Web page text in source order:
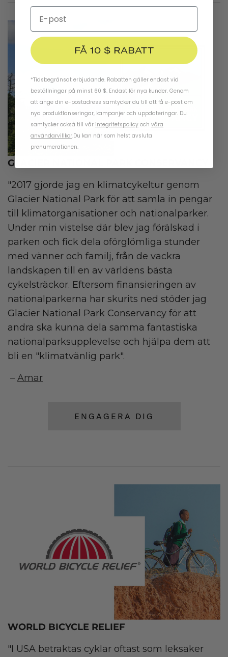
GLACIER NATIONAL PARK CONSERVANCY
"2017 gjorde jag en klimatcykeltur genom
Glacier National Park för att samla in pengar
till klimatorganisationer och nationalparker.
Under min vistelse där blev jag förälskad i
parken och fick dela oförglömliga stunder
med vänner och familj, från de vackra
landskapen till en av världens bästa
cykelsträckor. Eftersom finansieringen av
nationalparkerna har skurits ned stöder jag
Glacier National Park Conservancy för att
andra ska kunna dela samma fantastiska
nationalparksupplevelse och hjälpa dem att
bli en "klimatvänlig park".
– Amar
ENGAGERA DIG
WORLD BICYCLE RELIEF
"I USA betraktas cyklar oftast som leksaker
FÅ 10 $ RABATT
*Tidsbegränsat erbjudande. Rabatten gäller endast vid
beställningar på minst 60 $. Endast för nya kunder. Genom
att ange din e-postadress samtycker du till att få e-post om
nya produktlanseringar, kampanjer och uppdateringar. Du
samtycker också till vår integritetspolicy och våra
användarvillkor.Du kan när som helst avsluta
prenumerationen.